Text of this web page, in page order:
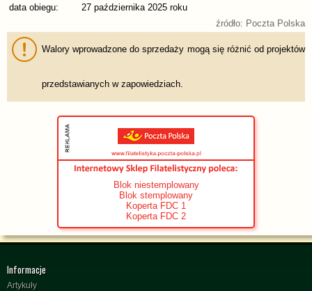
data obiegu:
27 października 2025 roku
źródło: Poczta Polska
Walory wprowadzone do sprzedaży mogą się różnić od projektów
przedstawianych w zapowiedziach.
Blok niestemplowany
Blok stemplowany
Koperta FDC 1
Koperta FDC 2
Informacje
Artykuły